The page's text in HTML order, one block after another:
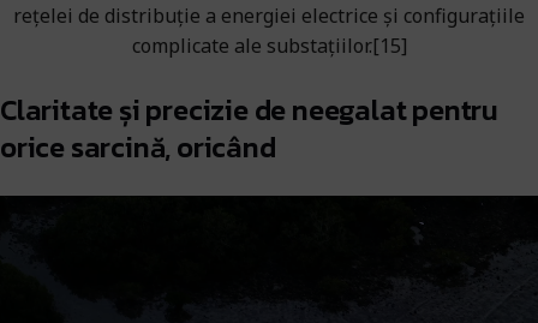
rețelei de distribuție a energiei electrice și configurațiile
complicate ale substațiilor.[15]
Claritate și precizie de neegalat pentru
orice sarcină, oricând